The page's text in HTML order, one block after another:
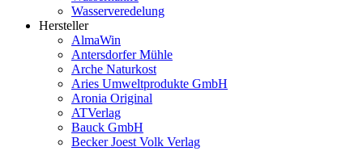
Wasserveredelung
Hersteller
AlmaWin
Antersdorfer Mühle
Arche Naturkost
Aries Umweltprodukte GmbH
Aronia Original
ATVerlag
Bauck GmbH
Becker Joest Volk Verlag